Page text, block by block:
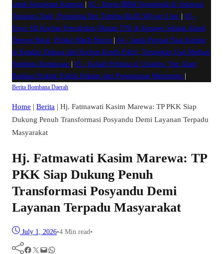
untuk Kemajuan Kampus
#2 - Harga BBM Nonsubsidi di Sulawesi
Tenggara Naik, Pertamina Dex Tembus Rp28.500 per Liter
#3 -
Siswi SD Korban Pencabulan Oknum TNI di Konawe Selatan Alami
Depresi Berat, Pelaku Masih Buron
#4 - Janda Penjual Nasi Kuning
di Kendari Diduga Jadi Korban Kredit Fiktif, Terungkap Usai Mediasi
Sengketa Kendaraan
#5 - Kuliah Perdana di Unsultra, Nur Alam
Bagikan Praktik Politik Hukum dari Pengalaman Memimpin
Berita Bombana Daerah
Home | Berita | Hj. Fatmawati Kasim Marewa: TP PKK Siap
Dukung Penuh Transformasi Posyandu Demi Layanan Terpadu
Masyarakat
Hj. Fatmawati Kasim Marewa: TP
PKK Siap Dukung Penuh
Transformasi Posyandu Demi
Layanan Terpadu Masyarakat
July 1, 2026•4 Min read•
Facebook Twitter Mail WhatsApp